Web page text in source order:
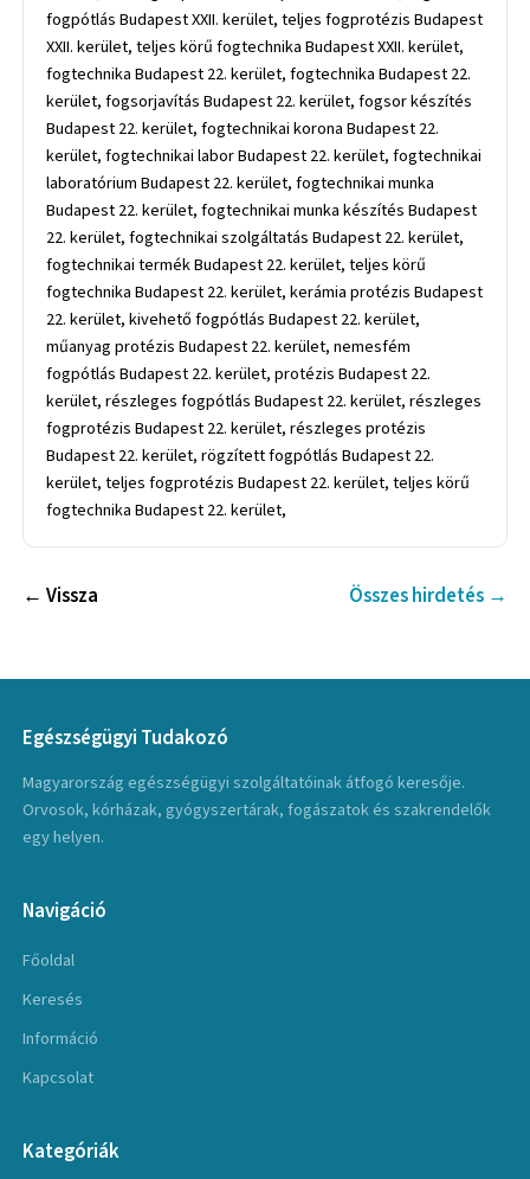
fogpótlás Budapest XXII. kerület, teljes fogprotézis Budapest
XXII. kerület, teljes körű fogtechnika Budapest XXII. kerület,
fogtechnika Budapest 22. kerület, fogtechnika Budapest 22.
kerület, fogsorjavítás Budapest 22. kerület, fogsor készítés
Budapest 22. kerület, fogtechnikai korona Budapest 22.
kerület, fogtechnikai labor Budapest 22. kerület, fogtechnikai
laboratórium Budapest 22. kerület, fogtechnikai munka
Budapest 22. kerület, fogtechnikai munka készítés Budapest
22. kerület, fogtechnikai szolgáltatás Budapest 22. kerület,
fogtechnikai termék Budapest 22. kerület, teljes körű
fogtechnika Budapest 22. kerület, kerámia protézis Budapest
22. kerület, kivehető fogpótlás Budapest 22. kerület,
műanyag protézis Budapest 22. kerület, nemesfém
fogpótlás Budapest 22. kerület, protézis Budapest 22.
kerület, részleges fogpótlás Budapest 22. kerület, részleges
fogprotézis Budapest 22. kerület, részleges protézis
Budapest 22. kerület, rögzített fogpótlás Budapest 22.
kerület, teljes fogprotézis Budapest 22. kerület, teljes körű
fogtechnika Budapest 22. kerület,
← Vissza Összes hirdetés →
Egészségügyi Tudakozó
Magyarország egészségügyi szolgáltatóinak átfogó keresője.
Orvosok, kórházak, gyógyszertárak, fogászatok és szakrendelők
egy helyen.
Navigáció
Főoldal
Keresés
Információ
Kapcsolat
Kategóriák